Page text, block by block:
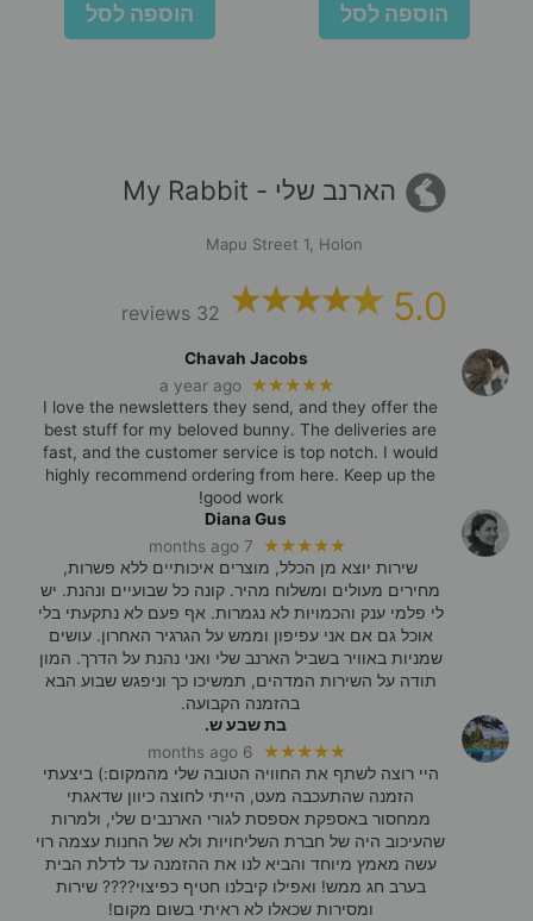
הוספה לסל הוספה לסל
הארנב שלי - My Rabbit
Mapu Street 1, Holon
5.0
32 reviews
Chavah Jacobs
★★★★★
a year ago
I love the newsletters they send, and they offer the
best stuff for my beloved bunny. The deliveries are
fast, and the customer service is top notch. I would
highly recommend ordering from here. Keep up the
good work!
Diana Gus
★★★★★
7 months ago
שירות יוצא מן הכלל, מוצרים איכותיים ללא פשרות,
מחירים מעולים ומשלוח מהיר. קונה כל שבועיים ונהנת. יש
לי פלמי ענק והכמויות לא נגמרות. אף פעם לא נתקעתי בלי
אוכל גם אם אני עפיפון וממש על הגרגיר האחרון. עושים
שמניות באוויר בשביל הארנב שלי ואני נהנת על הדרך. המון
תודה על השירות המדהים, תמשיכו כך וניפגש שבוע הבא
בהזמנה הקבועה.
בת שבע ש.
★★★★★
6 months ago
היי רוצה לשתף את החוויה הטובה שלי מהמקום:) ביצעתי
הזמנה שהתעכבה מעט, הייתי לחוצה כיוון שדאגתי
ממחסור באספקת אספסת לגורי הארנבים שלי, ולמרות
שהעיכוב היה של חברת השליחויות ולא של החנות עצמה רוי
עשה מאמץ מיוחד והביא לנו את ההזמנה עד לדלת הבית
בערב חג ממש! ואפילו קיבלנו חטיף כפיצוי???? שירות
ומסירות שכאלו לא ראיתי בשום מקום!